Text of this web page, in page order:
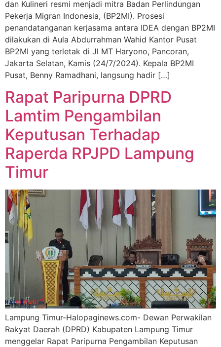
dan Kulineri resmi menjadi mitra Badan Perlindungan
Pekerja Migran Indonesia, (BP2MI). Prosesi
penandatanganan kerjasama antara IDEA dengan BP2MI
dilakukan di Aula Abdurrahman Wahid Kantor Pusat
BP2MI yang terletak di Jl MT Haryono, Pancoran,
Jakarta Selatan, Kamis (24/7/2024). Kepala BP2MI
Pusat, Benny Ramadhani, langsung hadir […]
Rapat Paripurna DPRD
Lamtim Pengambilan
Keputusan Terhadap
Raperda RPJPD Lampung
Timur
Lampung Timur-Halopaginews.com- Dewan Perwakilan
Rakyat Daerah (DPRD) Kabupaten Lampung Timur
menggelar Rapat Paripurna Pengambilan Keputusan